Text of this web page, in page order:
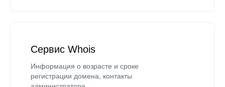
Сервис Whois
Информация о возрасте и сроке
регистрации домена, контакты